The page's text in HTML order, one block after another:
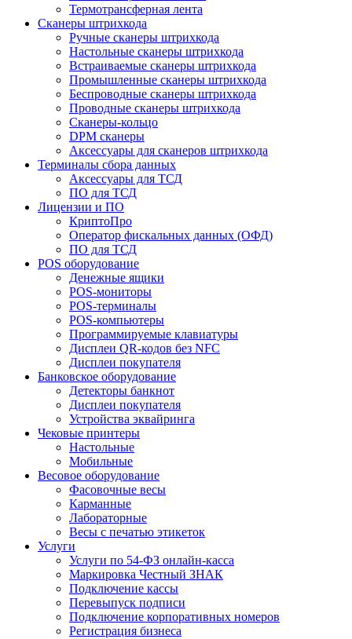
Термотрансферная лента
Сканеры штрихкода
Ручные сканеры штрихкода
Настольные сканеры штрихкода
Встраиваемые сканеры штрихкода
Промышленные сканеры штрихкода
Беспроводные сканеры штрихкода
Проводные сканеры штрихкода
Сканеры-кольцо
DPM сканеры
Аксессуары для сканеров штрихкода
Терминалы сбора данных
Аксессуары для ТСД
ПО для ТСД
Лицензии и ПО
КриптоПро
Оператор фискальных данных (ОФД)
ПО для ТСД
POS оборудование
Денежные ящики
POS-мониторы
POS-терминалы
POS-компьютеры
Программируемые клавиатуры
Дисплеи QR-кодов без NFC
Дисплеи покупателя
Банковское оборудование
Детекторы банкнот
Дисплеи покупателя
Устройства эквайринга
Чековые принтеры
Настольные
Мобильные
Весовое оборудование
Фасовочные весы
Карманные
Лабораторные
Весы с печатью этикеток
Услуги
Услуги по 54-ФЗ онлайн-касса
Маркировка Честный ЗНАК
Подключение кассы
Перевыпуск подписи
Подключение корпоративных номеров
Регистрация бизнеса